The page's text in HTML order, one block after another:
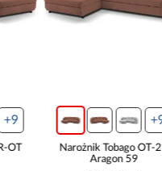
+9
Narożnik Tobago OT-2R
Aragon 59